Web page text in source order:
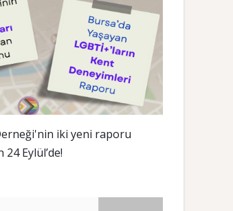
iki yeni raporu
24 Eylül’de!